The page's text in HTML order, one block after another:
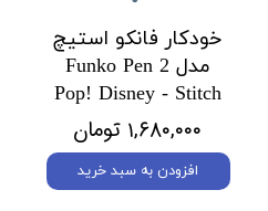
خودکار فانکو استیچ
مدل 2 Funko Pen
Pop! Disney - Stitch
۱,۶۸۰,۰۰۰ تومان
افزودن به سبد خرید